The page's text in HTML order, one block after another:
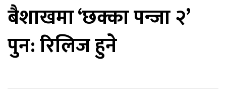
बैशाखमा ‘छक्का पन्जा २’
पुन: रिलिज हुने